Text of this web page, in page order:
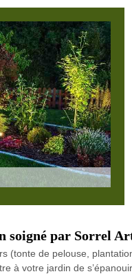
soigné par Sorrel
(tonte de pelouse,
à votre jardin de